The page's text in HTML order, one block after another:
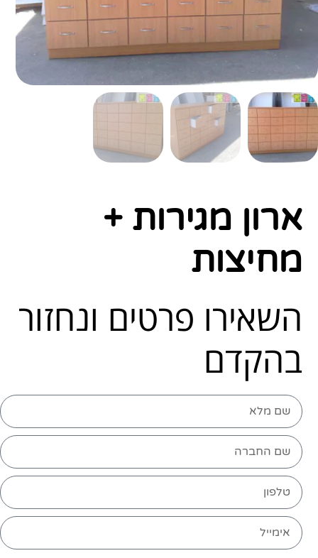
ארון מגירות +
מחיצות
השאירו פרטים ונחזור
בהקדם